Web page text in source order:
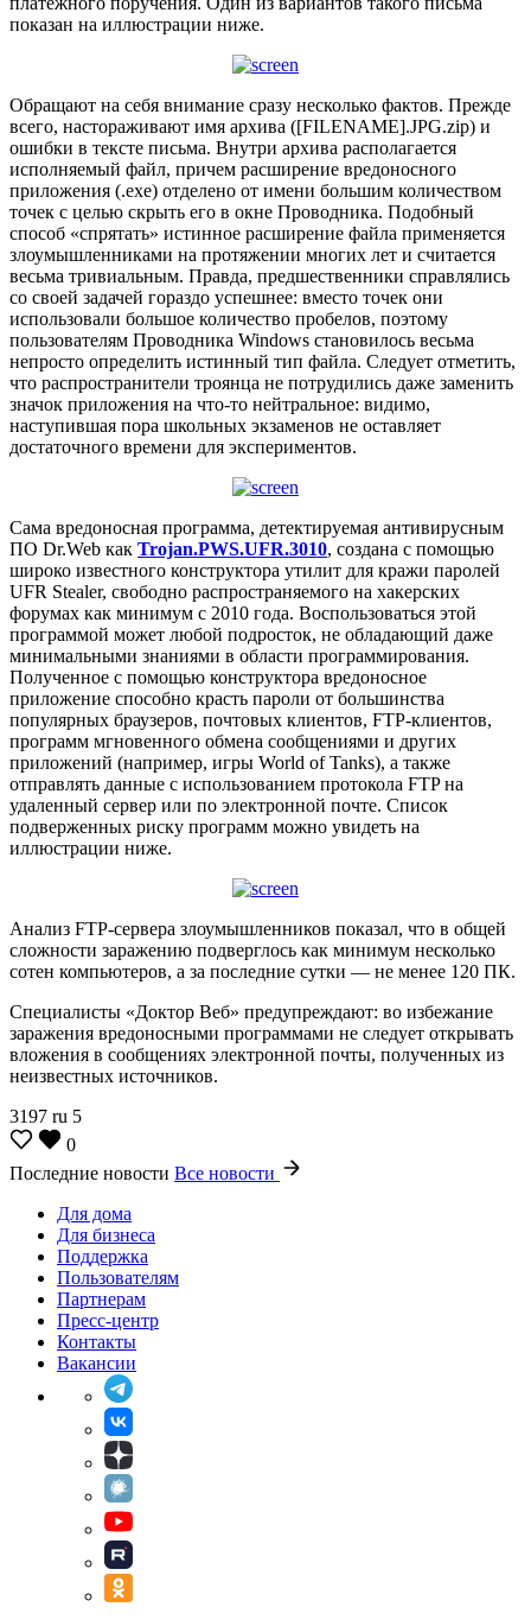
показан на иллюстрации ниже.
Обращают на себя внимание сразу несколько фактов. Прежде
всего, настораживают имя архива ([FILENAME].JPG.zip) и
ошибки в тексте письма. Внутри архива располагается
исполняемый файл, причем расширение вредоносного
приложения (.exe) отделено от имени большим количеством
точек с целью скрыть его в окне Проводника. Подобный
способ «спрятать» истинное расширение файла применяется
злоумышленниками на протяжении многих лет и считается
весьма тривиальным. Правда, предшественники справлялись
со своей задачей гораздо успешнее: вместо точек они
использовали большое количество пробелов, поэтому
пользователям Проводника Windows становилось весьма
непросто определить истинный тип файла. Следует отметить,
что распространители троянца не потрудились даже заменить
значок приложения на что-то нейтральное: видимо,
наступившая пора школьных экзаменов не оставляет
достаточного времени для экспериментов.
Сама вредоносная программа, детектируемая антивирусным
ПО Dr.Web как Trojan.PWS.UFR.3010, создана с помощью
широко известного конструктора утилит для кражи паролей
UFR Stealer, свободно распространяемого на хакерских
форумах как минимум с 2010 года. Воспользоваться этой
программой может любой подросток, не обладающий даже
минимальными знаниями в области программирования.
Полученное с помощью конструктора вредоносное
приложение способно красть пароли от большинства
популярных браузеров, почтовых клиентов, FTP-клиентов,
программ мгновенного обмена сообщениями и других
приложений (например, игры World of Tanks), а также
отправлять данные с использованием протокола FTP на
удаленный сервер или по электронной почте. Список
подверженных риску программ можно увидеть на
иллюстрации ниже.
Анализ FTP-сервера злоумышленников показал, что в общей
сложности заражению подверглось как минимум несколько
сотен компьютеров, а за последние сутки — не менее 120 ПК.
Специалисты «Доктор Веб» предупреждают: во избежание
заражения вредоносными программами не следует открывать
вложения в сообщениях электронной почты, полученных из
неизвестных источников.
3197 ru 5
0
Последние новости Все новости
Для дома
Для бизнеса
Поддержка
Пользователям
Партнерам
Пресс-центр
Контакты
Вакансии